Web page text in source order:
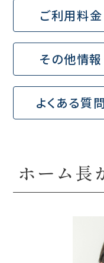
ご利用料金
その他情報
よくある質問
ホーム長